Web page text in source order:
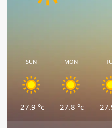
SUN
27.9 °c
MON
27.8 °c